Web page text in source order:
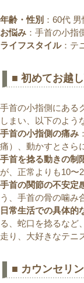
年齢・性別 ：60代 男
お悩み ：手首の小指
ライフスタイル：テ
■ 初めてお越
手首の小指側にある
しまい、以下のよう
手首の小指側の痛み
痛）、動かすとさら
手首を捻る動きの制
が、正常よりも10〜
手首の関節の不安定
う、手首の骨の噛み
日常生活での具体的
る、蛇口を捻るなど
走り、大好きなテニ
■ カウンセリ